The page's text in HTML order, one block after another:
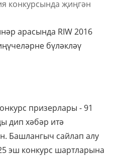
арасында RIW 2016
бүләкләү
призерлары - 91
дип хәбәр итә
Башлангыч сайлап алу
эш конкурс шартларына